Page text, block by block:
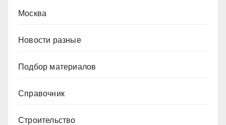
Москва
Новости разные
Подбор материалов
Справочник
Строительство